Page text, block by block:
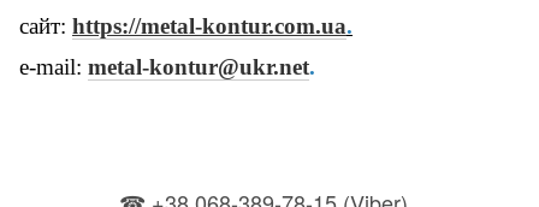
сайт: https://metal-kontur.com.ua.
е-mail: metal-kontur@ukr.net.